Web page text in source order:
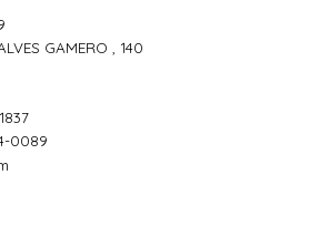
GAMERO , 140
0089